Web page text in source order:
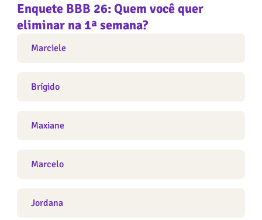
Enquete BBB 26: Quem você quer
eliminar na 1ª semana?
Marciele
Brígido
Maxiane
Marcelo
Jordana